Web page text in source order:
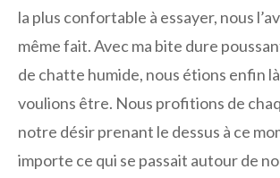
la plus confortable à essayer, nous
même fait. Avec ma bite dure
de chatte humide, nous étions enfin
voulions être. Nous profitions de
notre désir prenant le dessus à ce
importe ce qui se passait autour de